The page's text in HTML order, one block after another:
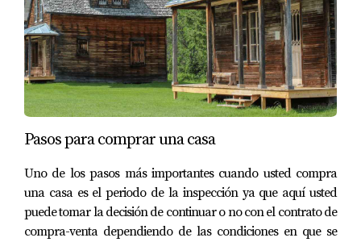
✅ Enfoque integral en bienestar y estilo de vida
✅ Entrada temprana con alto potencial de retorno
🎥 Conoce más en nuestro webinar exclusivo
¿Quieres descubrir todos los detalles de este desarrollo
extraordinario y cómo puedes ser parte de él desde ya?
👇 Haz clic aquí para ver el video completo:
🔗Ver webinar de Ombelle Fort Lauderdale
Pasos para comprar una casa
Uno de los pasos más importantes cuando usted compra
una casa es el periodo de la inspección ya que aquí usted
puede tomar la decisión de continuar o no con el contrato de
compra-venta dependiendo de las condiciones en que se